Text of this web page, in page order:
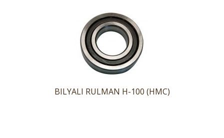
BILYALI RULMAN H-100 (HMC)